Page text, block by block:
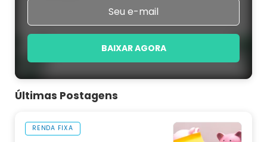
BAIXAR AGORA
Últimas Postagens
RENDA FIXA